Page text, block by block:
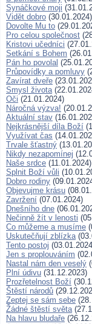
Synáčkové moji
Vidět dobro (30.01.2024)
Dovolte Mu to
Pro celou společnost
Kristovi učedníci
Setkání s Bohem
Pán ho povolal
Průpovídky a pomluvy
Zavírat dveře
Smysl života
Oči (21.01.2024)
Náročná výzva!
Aktuální stav
Nejkrásnější díla Boží
Využívat čas
Trvale šťastný
Nikdy nezapomínej
Naše srdce (11.01.2024)
Splnit Boží vůli
Dobro rodiny
Objevujme krásu
Zavržení (07.01.2024)
Dnešního dne
Nečinně žít v lenosti
Co můžeme a musíme
Uskutečňují zblízka
Tento postoj
Jen s proplouváním
Nastal nám den veselý
Plní údivu (31.12.2023)
Prozřetelnost Boží
Štěstí národů
Zeptej se sám sebe
Žádné štěstí světa
Na hlavu bludaře